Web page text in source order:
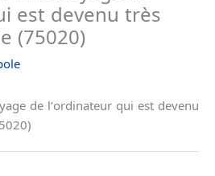
est devenu très
(75020)
de l’ordinateur qui est devenu